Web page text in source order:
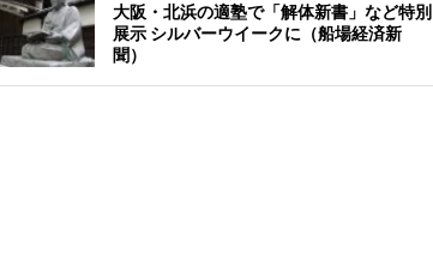
大阪・北浜の適塾で「解体新書」など特別
展示 シルバーウイークに（船場経済新
聞）